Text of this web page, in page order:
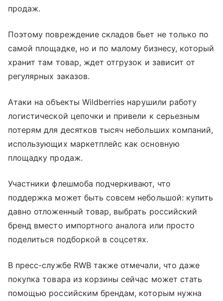
продаж.
Поэтому повреждение складов бьет не только по
самой площадке, но и по малому бизнесу, который
хранит там товар, ждет отгрузок и зависит от
регулярных заказов.
Атаки на объекты Wildberries нарушили работу
логистической цепочки и привели к серьезным
потерям для десятков тысяч небольших компаний,
использующих маркетплейс как основную
площадку продаж.
Участники флешмоба подчеркивают, что
поддержка может быть совсем небольшой: купить
давно отложенный товар, выбрать российский
бренд вместо импортного аналога или просто
поделиться подборкой в соцсетях.
В пресс-службе RWB также отмечали, что даже
покупка товара из корзины сейчас может стать
помощью российским брендам, которым нужна